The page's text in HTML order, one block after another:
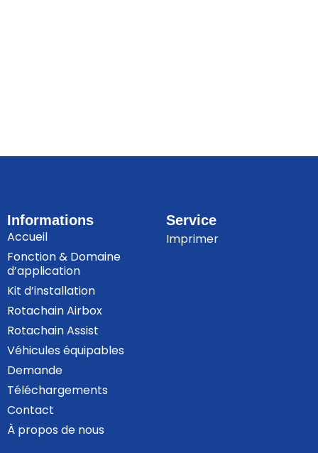
Informations
Accueil
Fonction & Domaine
d’application
Kit d’installation
Rotachain Airbox
Rotachain Assist
Véhicules équipables
Demande
Téléchargements
Contact
À propos de nous
Service
Imprimer